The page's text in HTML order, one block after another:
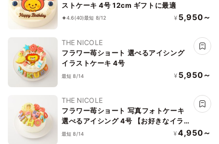
ストケーキ 4号 12cm ギフトに最適
4.6(40)最短 8/12 ¥ 5,950～
THE NICOLE
フラワー苺ショート 選べるアイシング
イラストケーキ 4号
最短 8/14 ¥ 5,950～
THE NICOLE
フラワー苺ショート 写真フォトケーキ
選べるアイシング 4号 【お好きなイラ
ストも人気です】
最短 8/14 ¥ 4,950～